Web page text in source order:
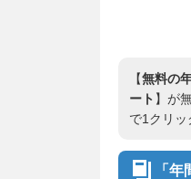
【無料の
ート 】が
で1クリッ
「